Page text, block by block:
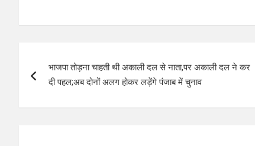
at
A
p
p
ce
o
o
k
tt ar
navigation
भाजपा तोड़ना चाहती थी अकाली दल से नाता,पर अकाली दल ने कर
दी पहल;अब दोनों अलग होकर लड़ेंगे पंजाब में चुनाव